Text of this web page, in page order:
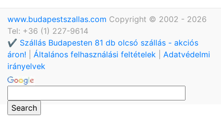
www.budapestszallas.com Copyright © 2002 - 2026
Tel: +36 (1) 227-9614
✔️ Szállás Budapesten 81 db olcsó szállás - akciós
áron!
Általános felhasználási feltételek
Adatvédelmi
irányelvek